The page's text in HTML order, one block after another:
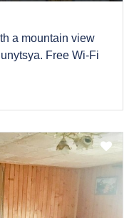
a mountain view
Free Wi-Fi